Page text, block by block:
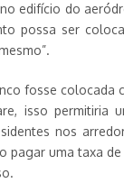
edifício do
possa ser
fosse colocada
isso permitiria
nos
pagar uma taxa de